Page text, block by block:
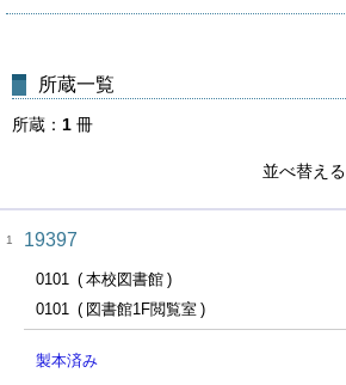
所蔵一覧
所蔵 1 冊
並べ替える
1 19397
0101
本校図書館
0101
図書館1F閲覧室
製本済み